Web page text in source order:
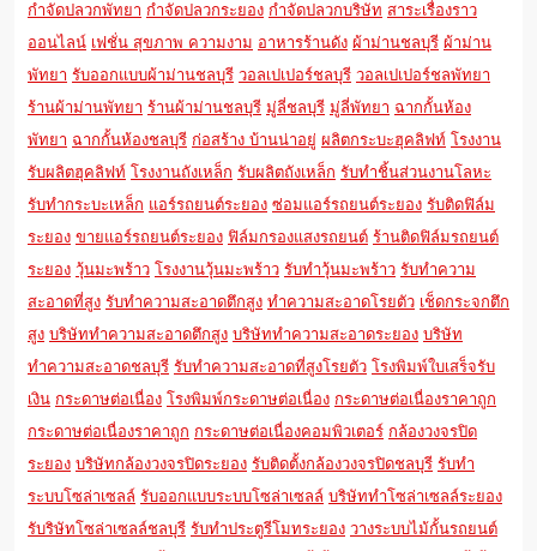
กำจัดปลวกพัทยา กำจัดปลวกระยอง กำจัดปลวกบริษัท สาระเรื่องราว
ออนไลน์ เฟชั่น สุขภาพ ความงาม อาหารร้านดัง ผ้าม่านชลบุรี ผ้าม่าน
พัทยา รับออกแบบผ้าม่านชลบุรี วอลเปเปอร์ชลบุรี วอลเปเปอร์ชลพัทยา
ร้านผ้าม่านพัทยา ร้านผ้าม่านชลบุรี มู่ลี่ชลบุรี มู่ลี่พัทยา ฉากกั้นห้อง
พัทยา ฉากกั้นห้องชลบุรี ก่อสร้าง บ้านน่าอยู่ ผลิตกระบะฮุคลิฟท์ โรงงาน
รับผลิตฮุคลิฟท์ โรงงานถังเหล็ก รับผลิตถังเหล็ก รับทำชิ้นส่วนงานโลหะ
รับทำกระบะเหล็ก แอร์รถยนต์ระยอง ซ่อมแอร์รถยนต์ระยอง รับติดฟิล์ม
ระยอง ขายแอร์รถยนต์ระยอง ฟิล์มกรองแสงรถยนต์ ร้านติดฟิล์มรถยนต์
ระยอง วุ้นมะพร้าว โรงงานวุ้นมะพร้าว รับทำวุ้นมะพร้าว รับทำความ
สะอาดที่สูง รับทำความสะอาดตึกสูง ทำความสะอาดโรยตัว เช็ดกระจกตึก
สูง บริษัททำความสะอาดตึกสูง บริษัททำความสะอาดระยอง บริษัท
ทำความสะอาดชลบุรี รับทำความสะอาดที่สูงโรยตัว โรงพิมพ์ใบเสร็จรับ
เงิน กระดาษต่อเนื่อง โรงพิมพ์กระดาษต่อเนื่อง กระดาษต่อเนื่องราคาถูก
กระดาษต่อเนื่องราคาถูก กระดาษต่อเนื่องคอมพิวเตอร์ กล้องวงจรปิด
ระยอง บริษัทกล้องวงจรปิดระยอง รับติดตั้งกล้องวงจรปิดชลบุรี รับทำ
ระบบโซล่าเซลล์ รับออกแบบระบบโซล่าเซลล์ บริษัททำโซล่าเซลล์ระยอง
รับริษัทโซล่าเซลล์ชลบุรี รับทำประตูรีโมทระยอง วางระบบไม้กั้นรถยนต์